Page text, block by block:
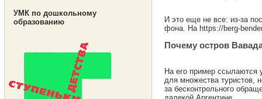
УМК по дошкольному
образованию
И это еще не все: из-за
фона. На https://berg-
Почему остров
На его пример ссылаются
для множества туристов,
за бесконтрольного